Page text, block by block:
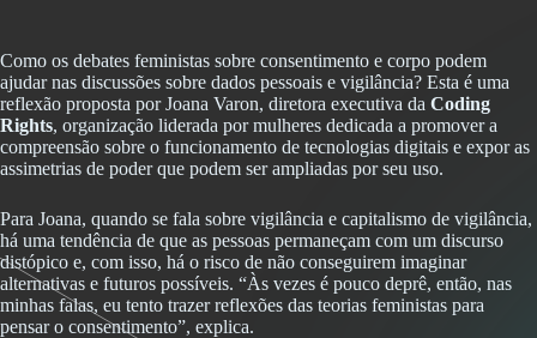
Como os debates feministas sobre consentimento e corpo podem
ajudar nas discussões sobre dados pessoais e vigilância? Esta é uma
reflexão proposta por Joana Varon, diretora executiva da Coding
Rights, organização liderada por mulheres dedicada a promover a
compreensão sobre o funcionamento de tecnologias digitais e expor as
assimetrias de poder que podem ser ampliadas por seu uso.
Para Joana, quando se fala sobre vigilância e capitalismo de vigilância,
há uma tendência de que as pessoas permaneçam com um discurso
distópico e, com isso, há o risco de não conseguirem imaginar
alternativas e futuros possíveis. “Às vezes é pouco deprê, então, nas
minhas falas, eu tento trazer reflexões das teorias feministas para
pensar o consentimento”, explica.